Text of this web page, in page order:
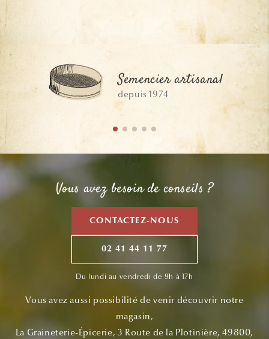
Semencier artisanal
depuis 1974
Vous avez besoin de conseils ?
CONTACTEZ-NOUS
02 41 44 11 77
Du lundi au vendredi de 9h à 17h
Vous avez aussi possibilité de venir découvrir notre
magasin,
La Graineterie-Épicerie, 3 Route de la Plotinière, 49800,